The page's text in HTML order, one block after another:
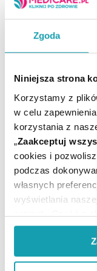
Zgoda
Niniejsza strona
Korzystamy z
w celu
korzystania z
„Zaakceptuj
cookies i
podczas
własnych
wyświetlania
potrzeb. Część z
do prawidłowego
funkcjonalności.
korzystasz z
To jest lek. Dla
ulotką
skonsultuj
Producent /
odpowiedzialny:
Rejestracja
Postać:
Przechowywanie: